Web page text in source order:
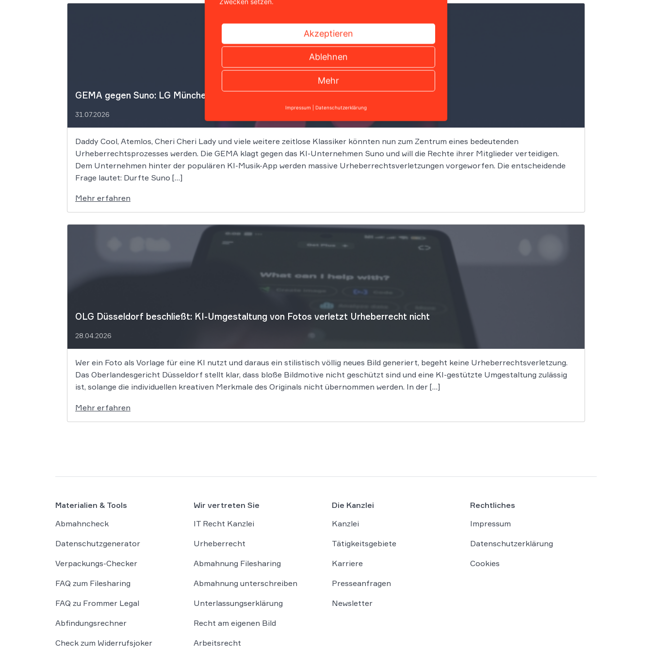
GEMA gegen Suno: LG München I fällt wegweisendes Urteil
31.07.2026
Daddy Cool, Atemlos, Cheri Cheri Lady und viele weitere zeitlose Klassiker könnten nun zum Zentrum eines bedeutenden
Urheberrechtsprozesses werden. Die GEMA klagt gegen das KI-Unternehmen Suno und will die Rechte ihrer Mitglieder verteidigen.
Dem Unternehmen hinter der populären KI-Musik-App werden massive Urheberrechtsverletzungen vorgeworfen. Die entscheidende
Frage lautet: Durfte Suno […]
Mehr erfahren
OLG Düsseldorf beschließt: KI-Umgestaltung von Fotos verletzt Urheberrecht nicht
28.04.2026
Wer ein Foto als Vorlage für eine KI nutzt und daraus ein stilistisch völlig neues Bild generiert, begeht keine Urheberrechtsverletzung.
Das Oberlandesgericht Düsseldorf stellt klar, dass bloße Bildmotive nicht geschützt sind und eine KI-gestützte Umgestaltung zulässig
ist, solange die individuellen kreativen Merkmale des Originals nicht übernommen werden. In der […]
Mehr erfahren
Materialien & Tools
Abmahncheck
Datenschutzgenerator
Verpackungs-Checker
FAQ zum Filesharing
FAQ zu Frommer Legal
Abfindungsrechner
Check zum Widerrufsjoker
Wir vertreten Sie
IT Recht Kanzlei
Urheberrecht
Abmahnung Filesharing
Abmahnung unterschreiben
Unterlassungserklärung
Recht am eigenen Bild
Arbeitsrecht
Die Kanzlei
Kanzlei
Tätigkeitsgebiete
Karriere
Presseanfragen
Newsletter
Rechtliches
Impressum
Datenschutzerklärung
Cookies
Akzeptieren
Ablehnen
Mehr
Impressum | Datenschutzerklärung